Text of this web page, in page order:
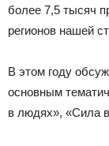
более 7,5 тысяч
регионов нашей
В этом году
основным
в людях», «Сила